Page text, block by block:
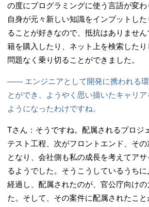
の度にプログラミングに使う言語が変
自身が元々新しい知識をインプットし
ることが好きなので、抵抗はありませ
籍を購入したり、ネット上を検索したり
問題なく乗り切ることができました。
—— エンジニアとして開発に携われる
とができ、ようやく思い描いたキャリ
ようになったわけですね。
Tさん： そうですね。配属されるプロジ
テスト工程、次がフロントエンド、そ
となり、会社側も私の成長を考えてア
るようでした。そうこうしているうち
経過し、配属されたのが、官公庁向け
た。そして、その案件に配属されたこ